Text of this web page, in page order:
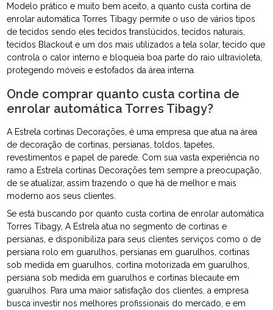
Modelo prático e muito bem aceito, a quanto custa cortina de
enrolar automática Torres Tibagy permite o uso de vários tipos
de tecidos sendo eles tecidos translúcidos, tecidos naturais,
tecidos Blackout e um dos mais utilizados a tela solar, tecido que
controla o calor interno e bloqueia boa parte do raio ultravioleta,
protegendo móveis e estofados da área interna.
Onde comprar quanto custa cortina de
enrolar automática Torres Tibagy?
A Estrela cortinas Decorações, é uma empresa que atua na área
de decoração de cortinas, persianas, toldos, tapetes,
revestimentos e papel de parede. Com sua vasta experiência no
ramo a Estrela cortinas Decorações tem sempre a preocupação,
de se atualizar, assim trazendo o que há de melhor e mais
moderno aos seus clientes.
Se está buscando por quanto custa cortina de enrolar automática
Torres Tibagy, A Estrela atua no segmento de cortinas e
persianas, e disponibiliza para seus clientes serviços como o de
persiana rolo em guarulhos, persianas em guarulhos, cortinas
sob medida em guarulhos, cortina motorizada em guarulhos,
persiana sob medida em guarulhos e cortinas blecaute em
guarulhos. Para uma maior satisfação dos clientes, a empresa
busca investir nos melhores profissionais do mercado, e em